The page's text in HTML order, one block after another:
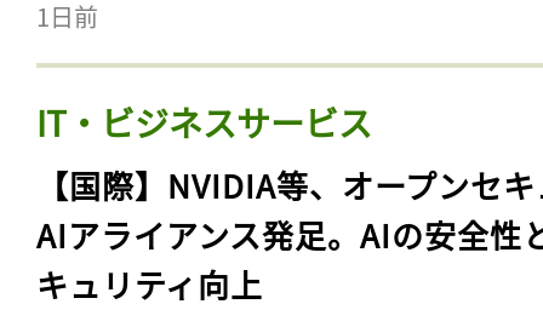
1日前
IT・ビジネスサービス
【国際】NVIDIA等、オープンセ
AIアライアンス発足。AIの安全性
キュリティ向上